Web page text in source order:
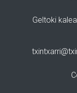
Geltoki